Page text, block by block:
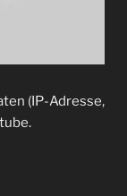
(IP-Adresse,